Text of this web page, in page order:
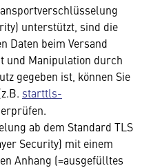
unterstützt, sind die
Daten beim Versand
und Manipulation durch
gegeben ist, können Sie
starttls-
ab dem Standard TLS
Security) mit einem
Anhang (=ausgefülltes